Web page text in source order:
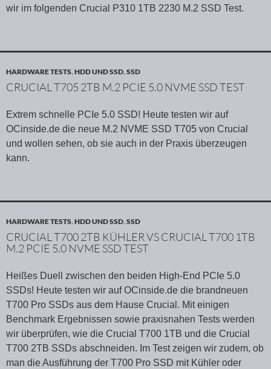
wir im folgenden Crucial P310 1TB 2230 M.2 SSD Test.
HARDWARE TESTS,HDD UND SSD,SSD
CRUCIAL T705 2TB M.2 PCIE 5.0 NVME SSD TEST
Extrem schnelle PCIe 5.0 SSD! Heute testen wir auf
OCinside.de die neue M.2 NVME SSD T705 von Crucial
und wollen sehen, ob sie auch in der Praxis überzeugen
kann.
HARDWARE TESTS,HDD UND SSD,SSD
CRUCIAL T700 2TB KÜHLER VS CRUCIAL T700 1TB
M.2 PCIE 5.0 NVME SSD TEST
Heißes Duell zwischen den beiden High-End PCIe 5.0
SSDs! Heute testen wir auf OCinside.de die brandneuen
T700 Pro SSDs aus dem Hause Crucial. Mit einigen
Benchmark Ergebnissen sowie praxisnahen Tests werden
wir überprüfen, wie die Crucial T700 1TB und die Crucial
T700 2TB SSDs abschneiden. Im Test zeigen wir zudem, ob
man die Ausführung der T700 Pro SSD mit Kühler oder